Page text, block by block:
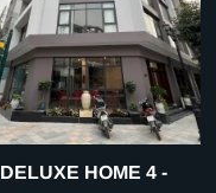
DELUXE HOME 4 -